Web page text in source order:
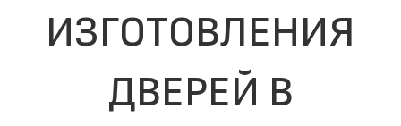
ИЗГОТОВЛЕНИЯ
ДВЕРЕЙ В